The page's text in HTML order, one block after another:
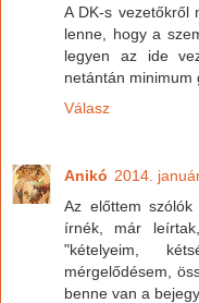
A DK-s vezetőkről
lenne, hogy a
legyen az ide
netántán minimum
Válasz
Anikó 2014.
Az előttem
írnék, már
"kételyeim,
mérgelődésem,
benne van a